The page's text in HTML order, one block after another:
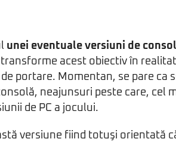
unei eventuale versiuni de
acest obiectiv în
portare. Momentan, se pare ca
neajunsuri peste care, cel
de PC a jocului.
versiune fiind totuşi orientată